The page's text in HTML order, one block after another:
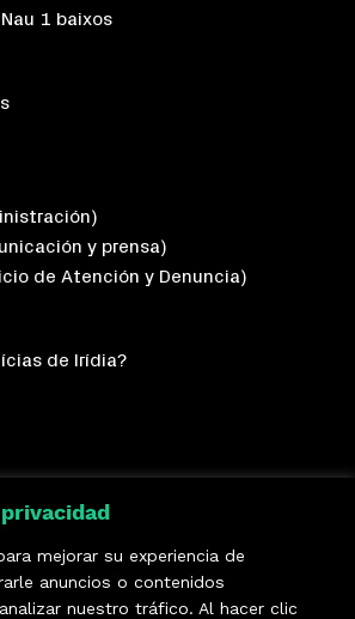
mejorar su experiencia de
anuncios o contenidos
nuestro tráfico. Al hacer clic
1 baixos
y prensa)
de Atención y Denuncia)
de Irídia?